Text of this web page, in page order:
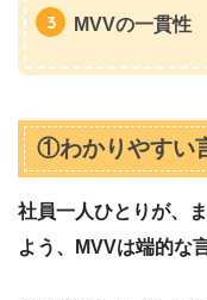
MVVの一貫性
①わかりやすい
社員一人ひとりが、
よう、MVVは端的な